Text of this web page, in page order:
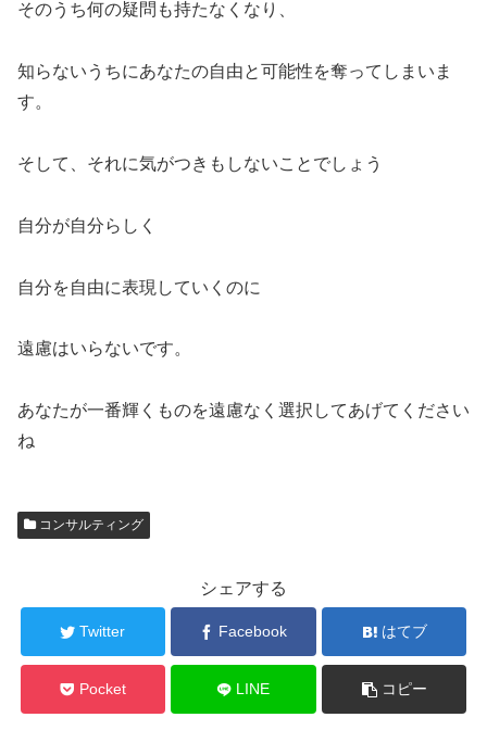
そのうち何の疑問も持たなくなり、
知らないうちにあなたの自由と可能性を奪ってしまいま
す。
そして、それに気がつきもしないことでしょう
自分が自分らしく
自分を自由に表現していくのに
遠慮はいらないです。
あなたが一番輝くものを遠慮なく選択してあげてください
ね
コンサルティング
シェアする
Twitter Facebook はてブ
Pocket LINE コピー